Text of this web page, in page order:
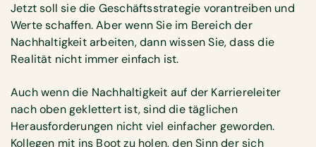
Jetzt soll sie die Geschäftsstrategie vorantreiben und
Werte schaffen. Aber wenn Sie im Bereich der
Nachhaltigkeit arbeiten, dann wissen Sie, dass die
Realität nicht immer einfach ist.
Auch wenn die Nachhaltigkeit auf der Karriereleiter
nach oben geklettert ist, sind die täglichen
Herausforderungen nicht viel einfacher geworden.
Kollegen mit ins Boot zu holen, den Sinn der sich